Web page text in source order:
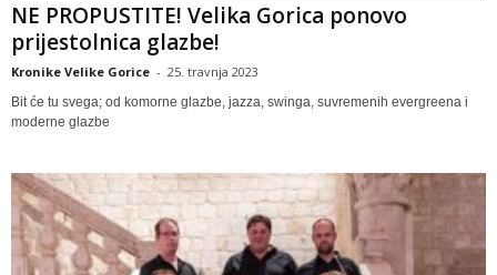
NE PROPUSTITE! Velika Gorica ponovo
prijestolnica glazbe!
Kronike Velike Gorice - 25. travnja 2023
Bit će tu svega; od komorne glazbe, jazza, swinga, suvremenih evergreena i
moderne glazbe